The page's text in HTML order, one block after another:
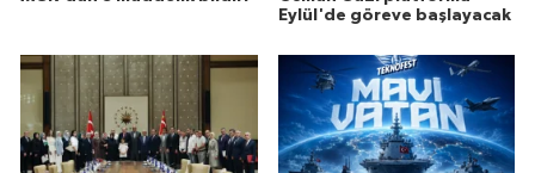
Eylül'de göreve başlayacak